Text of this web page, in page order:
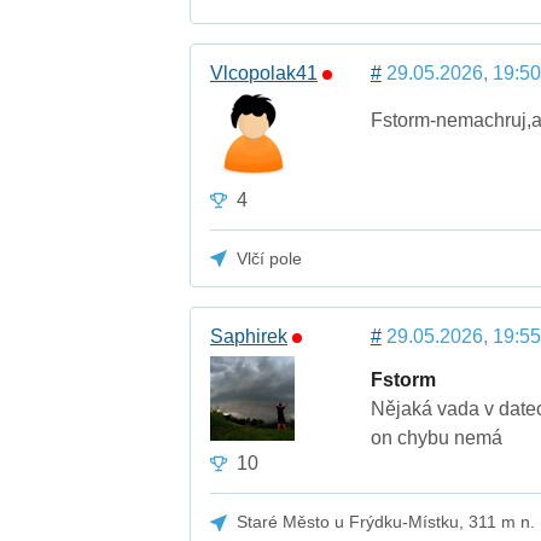
Vlcopolak41
4
#29.05.2026, 19:50
Fstorm-
Vlčí pole
Saphirek
10
#29.05.2026, 19:55
Fstorm
Nějaká vada v
on chybu nemá
Staré Město u Frýdku-Místku, 311 m n.